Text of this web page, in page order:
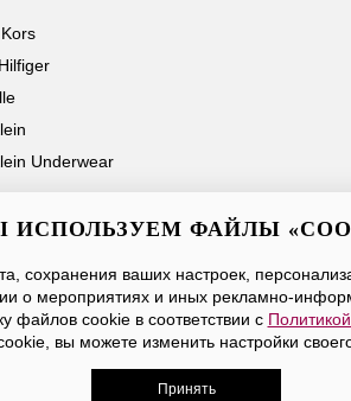
Underwear
Email
кнопку «Отправить», вы принимаете условия
и аксессуаров. Все права
ИСПОЛЬЗУЕМ ФАЙЛЫ
ваших настроек,
о мероприятиях и иных рекламно-
файлов cookie в соответствии с
вы можете изменить настройки
Принять